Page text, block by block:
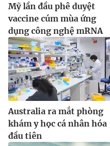
Mỹ lần đầu phê duyệt
vaccine cúm mùa ứng
dụng công nghệ mRNA
Australia ra mắt phòng
khám y học cá nhân hóa
đầu tiên